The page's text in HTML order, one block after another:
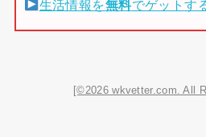
生活情報を無料でゲットす
[©2026 wkvetter.com. All